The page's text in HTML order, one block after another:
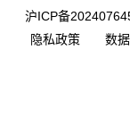
沪ICP备
隐私政策
数